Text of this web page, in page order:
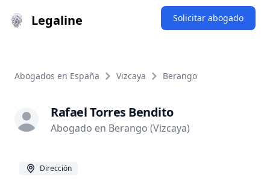
Legaline Solicitar abogado
Abogados en España Vizcaya Berango
Rafael Torres Bendito
Abogado en Berango (Vizcaya)
Dirección